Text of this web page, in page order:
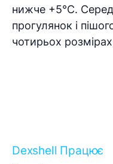
нижче +5°C.
прогулянок і
чотирьох
Dexshell Працює